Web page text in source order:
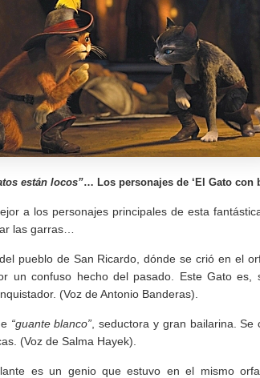
están locos”… Los personajes de ‘El Gato con
a los personajes principales de esta
las garras…
pueblo de San Ricardo, dónde se crió en el
un confuso hecho del pasado. Este Gato es,
(Voz de Antonio Banderas).
“guante blanco” , seductora y gran bailarina.
(Voz de Salma Hayek).
es un genio que estuvo en el mismo